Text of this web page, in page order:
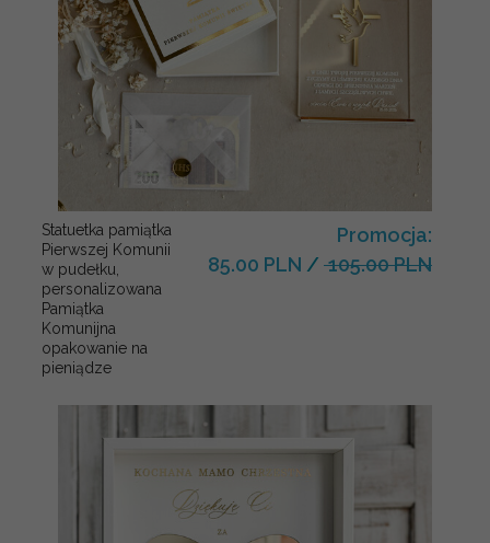
Statuetka pamiątka
Pierwszej Komunii
w pudełku,
personalizowana
Pamiątka
Komunijna
opakowanie na
pieniądze
Promocja:
85.00 PLN / 105.00 PLN